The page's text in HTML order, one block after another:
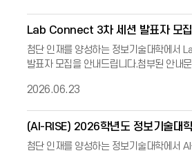
Lab Connect 3차 세션 발표자 모
첨단 인재를 양성하는 정보기술대학에서
발표자 모집을 안내드립니다.첨부된 안내
2026.06.23
첨단 인재를 양성하는 정보기술대학에서